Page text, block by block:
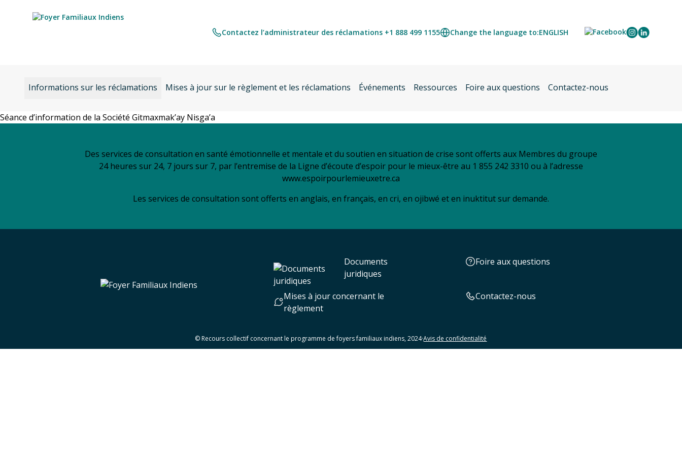
Contactez l’administrateur des réclamations +1 888 499 1155 Change the language to:ENGLISH
Informations sur les réclamations Mises à jour sur le règlement et les réclamations Événements Ressources Foire aux questions Contactez-nous
Séance d’information de la Société Gitmaxmak’ay Nisga’a
Des services de consultation en santé émotionnelle et mentale et du soutien en situation de crise sont offerts aux Membres du groupe
24 heures sur 24, 7 jours sur 7, par l’entremise de la Ligne d’écoute d’espoir pour le mieux-être au 1 855 242 3310 ou à l’adresse
www.espoirpourlemieuxetre.ca
Les services de consultation sont offerts en anglais, en français, en cri, en ojibwé et en inuktitut sur demande.
Documents
juridiques
Foire aux questions
Mises à jour concernant le
règlement
Contactez-nous
© Recours collectif concernant le programme de foyers familiaux indiens, 2024·Avis de confidentialité